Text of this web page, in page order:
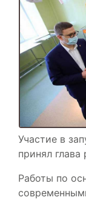
Участие в
принял глава
Работы по